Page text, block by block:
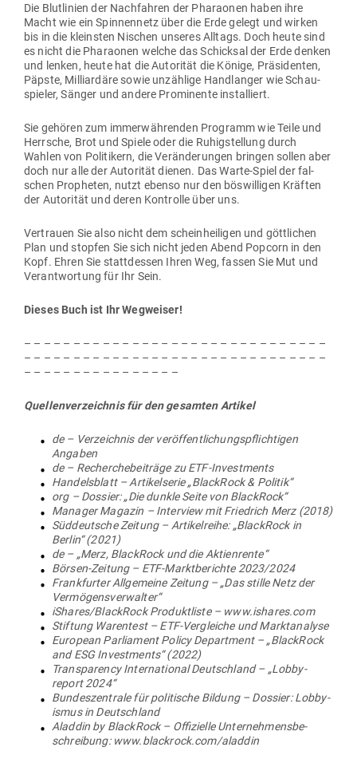
Die Blut­linien der Nach­fahren der Pha­raonen haben ihre
Macht wie ein Spin­nennetz über die Erde gelegt und wirken
bis in die kleinsten Nischen unseres Alltags. Doch heute sind
es nicht die Pha­raonen welche das Schicksal der Erde denken
und lenken, heute hat die Auto­rität die Könige, Prä­si­denten,
Päpste, Mil­li­ardäre sowie unzählige Hand­langer wie Schau­
spieler, Sänger und andere Pro­mi­nente installiert.
Sie gehören zum immer­wäh­renden Pro­gramm wie Teile und
Herrsche, Brot und Spiele oder die Ruhig­stellung durch
Wahlen von Poli­tikern, die Ver­än­de­rungen bringen sollen aber
doch nur alle der Auto­rität dienen. Das Warte-Spiel der fal­
schen Pro­pheten, nutzt ebenso nur den bös­wil­ligen Kräften
der Auto­rität und deren Kon­trolle über uns.
Ver­trauen Sie also nicht dem schein­hei­ligen und gött­lichen
Plan und stopfen Sie sich nicht jeden Abend Popcorn in den
Kopf. Ehren Sie statt­dessen Ihren Weg, fassen Sie Mut und
Ver­ant­wortung für Ihr Sein.
Dieses Buch ist Ihr Wegweiser!
– – – – – – – – – – – – – – – – – – – – – – – – – – – – – – –
– – – – – – – – – – – – – – – – – – – – – – – – – – – – – – –
– – – – – – – – – – – – – – – –
Quel­len­ver­zeichnis für den gesamten Artikel
de – Ver­zeichnis der ver­öf­fent­li­chungs­pflich­tigen
Angaben
de – Recher­che­bei­träge zu ETF-Investments
Han­dels­blatt – Arti­kel­serie „BlackRock & Politik“
org – Dossier: „Die dunkle Seite von BlackRock“
Manager Magazin – Interview mit Friedrich Merz (2018)
Süd­deutsche Zeitung – Arti­kel­reihe: „BlackRock in
Berlin“ (2021)
de – „Merz, BlackRock und die Aktienrente“
Börsen-Zeitung – ETF-Markt­be­richte 2023/2024
Frank­furter All­ge­meine Zeitung – „Das stille Netz der
Vermögensverwalter“
iShares/BlackRock Pro­dukt­liste – www.ishares.com
Stiftung Warentest – ETF-Ver­gleiche und Marktanalyse
European Par­liament Policy Department – „BlackRock
and ESG Invest­ments“ (2022)
Trans­pa­rency Inter­na­tional Deutschland – „Lob­by­
report 2024“
Bun­des­zen­trale für poli­tische Bildung – Dossier: Lob­by­
ismus in Deutschland
Aladdin by BlackRock – Offi­zielle Unter­neh­mens­be­
schreibung: www.blackrock.com/aladdin